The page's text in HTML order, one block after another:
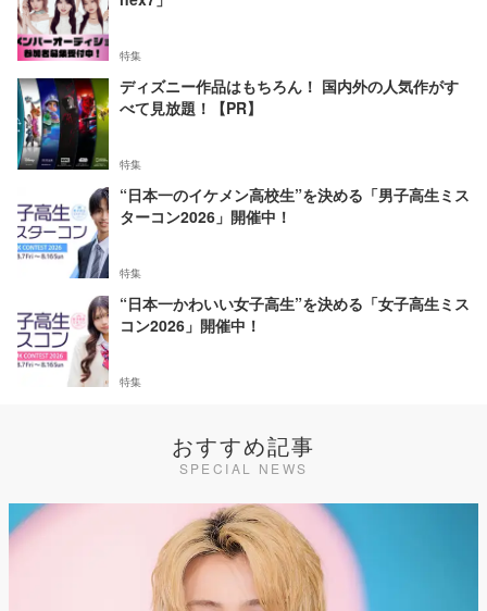
特集
ディズニー作品はもちろん！ 国内外の人気作がす
べて見放題！【PR】
特集
“日本一のイケメン高校生”を決める「男子高生ミス
ターコン2026」開催中！
特集
“日本一かわいい女子高生”を決める「女子高生ミス
コン2026」開催中！
特集
おすすめ記事
SPECIAL NEWS